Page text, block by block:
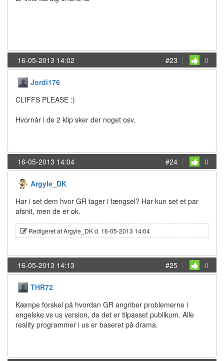
16-05-2013 14:02 #23 | 0
Jordi176
CLIFFS PLEASE :)
Hvornår i de 2 klip sker der noget osv.
16-05-2013 14:04 #24 | 0
Argyle_DK
Har i set dem hvor GR tager i fængsel? Har kun set et par
afsnit, men de er ok.
Redigeret af Argyle_DK d. 16-05-2013 14:04
16-05-2013 14:13 #25 | 0
THR72
Kæmpe forskel på hvordan GR angriber problemerne i
engelske vs us version, da det er tilpasset publikum. Alle
reality programmer i us er baseret på drama.